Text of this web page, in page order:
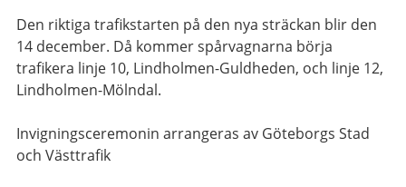
Den riktiga trafikstarten på den nya sträckan blir den
14 december. Då kommer spårvagnarna börja
trafikera linje 10, Lindholmen-Guldheden, och linje 12,
Lindholmen-Mölndal.
Invigningsceremonin arrangeras av Göteborgs Stad
och Västtrafik